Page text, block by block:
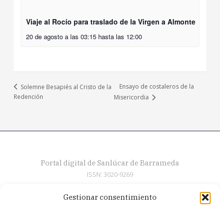
Gestionar consentimiento
Viaje al Rocío para traslado de la Virgen a Almonte
20 de agosto a las 03:15 hasta las 12:00
Solemne Besapiés al Cristo de la
Redención
Ensayo de costaleros de la
Misericordia
Portal digital de Sanlúcar de Barrameda
ISSN: 3020-9269